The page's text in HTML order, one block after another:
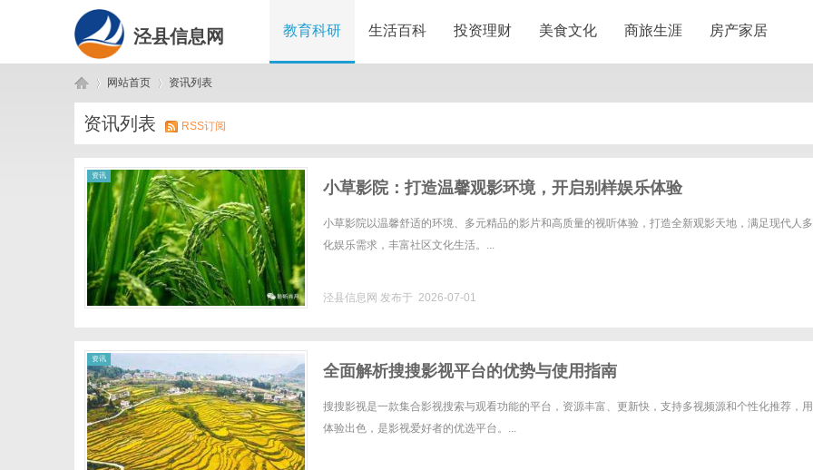
泾县信息网 教育科研 生活百科 投资理财 美食文化 商旅生涯 房产家居
泾 ›
网站首页
›
资讯列表
资讯列表 RSS订阅
资讯
小草影院：打造温馨观影环境，开启别样娱乐体验
小草影院以温馨舒适的环境、多元精品的影片和高质量的视听体验，打造全新观影天地，满足现代人
化娱乐需求，丰富社区文化生活。...
泾县信息网 发布于 2026-07-01
资讯
全面解析搜搜影视平台的优势与使用指南
搜搜影视是一款集合影视搜索与观看功能的平台，资源丰富、更新快，支持多视频源和个性化推荐，
体验出色，是影视爱好者的优选平台。...